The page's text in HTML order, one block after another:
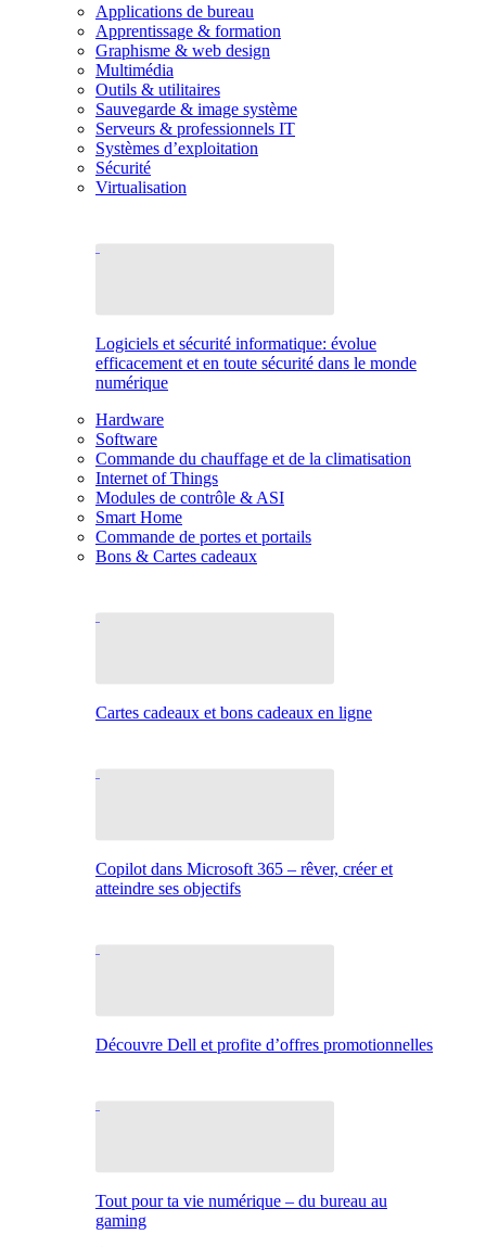
Applications de bureau
Apprentissage & formation
Graphisme & web design
Multimédia
Outils & utilitaires
Sauvegarde & image système
Serveurs & professionnels IT
Systèmes d’exploitation
Sécurité
Virtualisation
Logiciels et sécurité informatique: évolue
efficacement et en toute sécurité dans le monde
numérique
Hardware
Software
Commande du chauffage et de la climatisation
Internet of Things
Modules de contrôle & ASI
Smart Home
Commande de portes et portails
Bons & Cartes cadeaux
Cartes cadeaux et bons cadeaux en ligne
Copilot dans Microsoft 365 – rêver, créer et
atteindre ses objectifs
Découvre Dell et profite d’offres promotionnelles
Tout pour ta vie numérique – du bureau au
gaming